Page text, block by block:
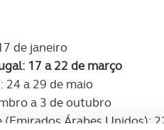
de janeiro
17 a 22 de março
24 a 29 de maio
a 3 de outubro
Árabes Unidos):